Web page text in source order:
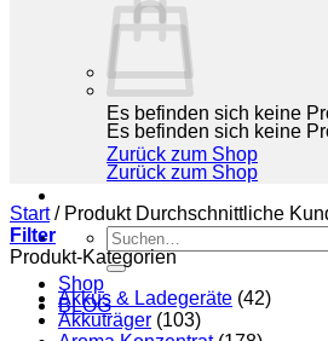
Es befinden sich keine
Zurück zum Shop
Suchen
nach:
Shop
BLOG
Es befinden sich keine
Zurück zum Shop
Start /Produkt Durchschnittliche
Filter
Produkt-Kategorien
Akkus & Ladegeräte (42)
Akkuträger (103)